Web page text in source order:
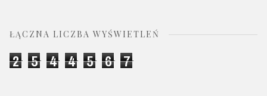
ŁĄCZNA LICZBA WYŚWIETLEŃ
2 5 4 4 5 6 7